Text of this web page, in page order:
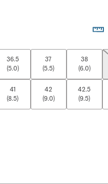
36.5
(5.0)
37
(5.5)
38
(6.0)
41
(8.5)
42
(9.0)
42.5
(9.5)